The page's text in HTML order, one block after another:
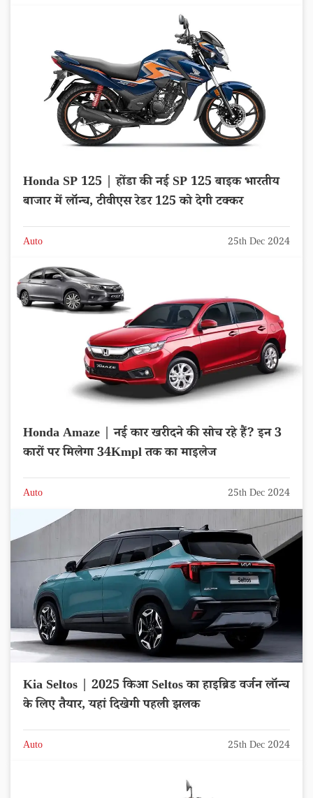
Honda SP 125 | होंडा की नई SP 125 बाइक भारतीय
बाजार में लॉन्च, टीवीएस रेडर 125 को देगी टक्कर
Auto 25th Dec 2024
Honda Amaze | नई कार खरीदने की सोच रहे हैं? इन 3
कारों पर मिलेगा 34Kmpl तक का माइलेज
Auto 25th Dec 2024
Kia Seltos | 2025 किआ Seltos का हाइब्रिड वर्जन लॉन्च
के लिए तैयार, यहां दिखेगी पहली झलक
Auto 25th Dec 2024